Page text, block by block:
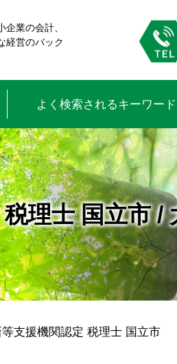
理士 国立市 /
企業の会計、
経営のバック
よく検索されるキーワード
支援機関認定 税理士 国立市